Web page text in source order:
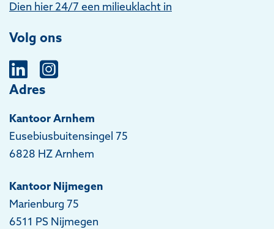
Dien hier 24/7 een milieuklacht in
Volg ons
Adres
Kantoor Arnhem
Eusebiusbuitensingel 75
6828 HZ Arnhem
Kantoor Nijmegen
Marienburg 75
6511 PS Nijmegen